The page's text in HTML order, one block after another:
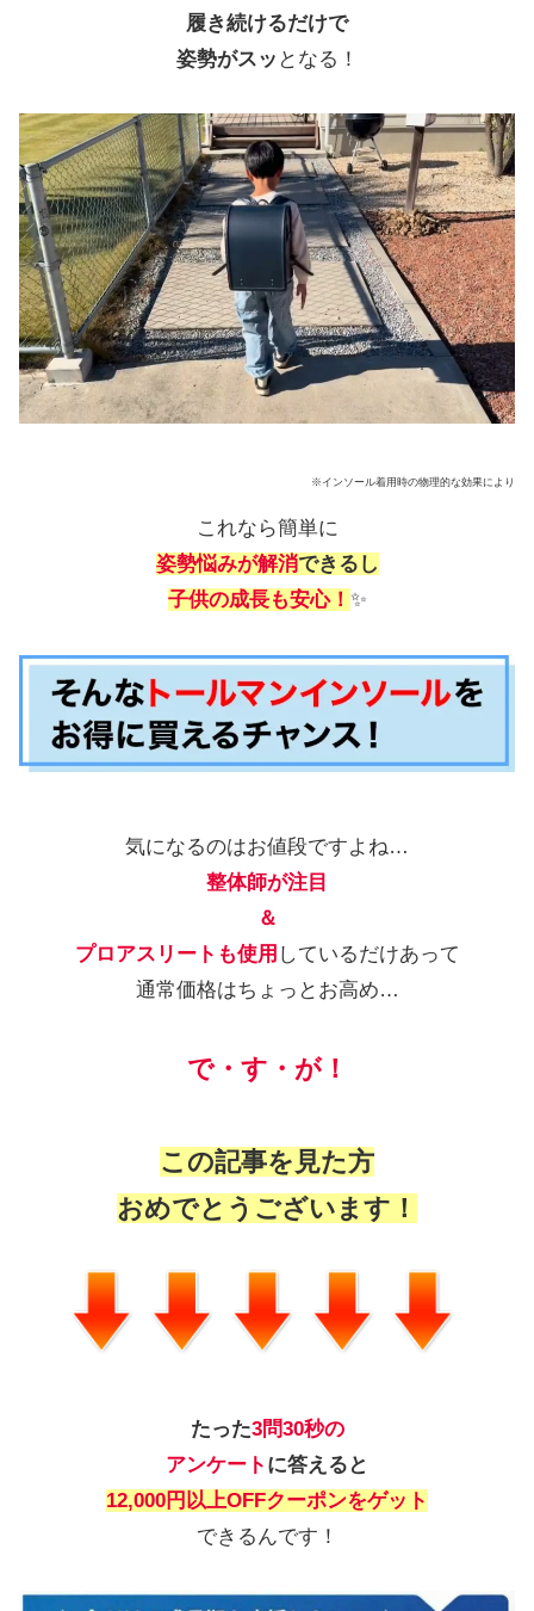
履き続けるだけで
姿勢がスッ となる！
※インソール着用時の物理的な効果により
これなら簡単に
姿勢悩みが解消できるし
子供の成長も安心！ ✨
気になるのはお値段ですよね…
整体師が注目
＆
プロアスリートも使用 しているだけあって
通常価格はちょっとお高め…
で・す・が！
この記事を見た方
おめでとうございます！
たった3問30秒の
アンケート に答えると
12,000円以上OFFクーポンをゲット
できるんです！